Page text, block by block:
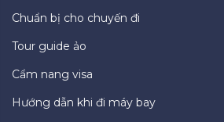
Chuẩn bị cho chuyến đi
Tour guide ảo
Cẩm nang visa
Hướng dẫn khi đi máy bay